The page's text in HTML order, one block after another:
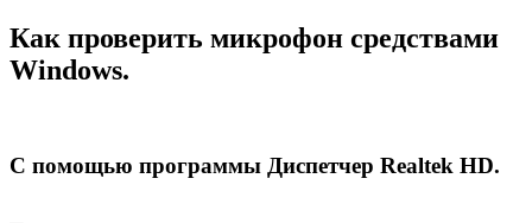
Как проверить микрофон средствами
Windows.
С помощью программы Диспетчер Realtek HD.